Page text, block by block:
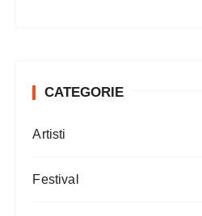
CATEGORIE
Artisti
Festival